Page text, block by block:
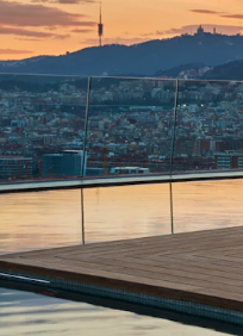
millorar
de les
compte